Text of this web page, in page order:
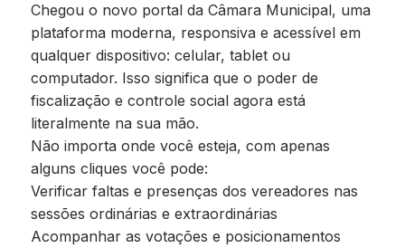
Chegou o novo portal da Câmara Municipal, uma
plataforma moderna, responsiva e acessível em
qualquer dispositivo: celular, tablet ou
computador. Isso significa que o poder de
fiscalização e controle social agora está
literalmente na sua mão.
Não importa onde você esteja, com apenas
alguns cliques você pode:
Verificar faltas e presenças dos vereadores nas
sessões ordinárias e extraordinárias
Acompanhar as votações e posicionamentos